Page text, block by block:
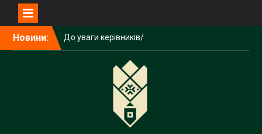
Новини:
підрозділів університету!
Літня школа польської
мови, історії та культури
До уваги здобувачів
Карпатського
університету імені Василя